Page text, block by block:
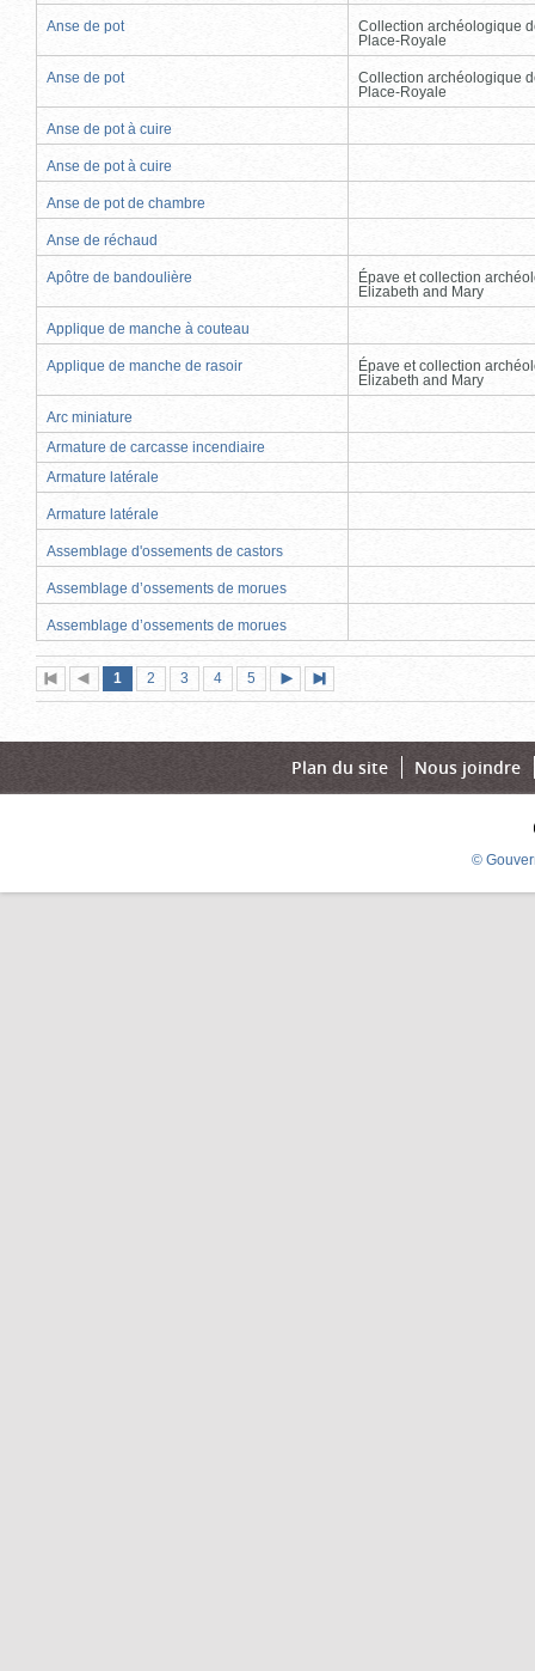
Anse de pot
Collection archéologique
Place-Royale
Anse de pot
Collection archéologique
Place-Royale
Anse de pot à cuire
Anse de pot à cuire
Anse de pot de chambre
Anse de réchaud
Apôtre de bandoulière
Épave et collection
Elizabeth and Mary
Applique de manche à couteau
Applique de manche de rasoir
Épave et collection
Elizabeth and Mary
Arc miniature
Armature de carcasse incendiaire
Armature latérale
Armature latérale
Assemblage d'ossements de castors
Assemblage d’ossements de morues
Assemblage d’ossements de morues
Première
page
Page
précédente
Page
1 (page
actuelle)
Page
2 Page
3 Page
4 Page
5
suivante
page
Plan du site Nous joindre
©